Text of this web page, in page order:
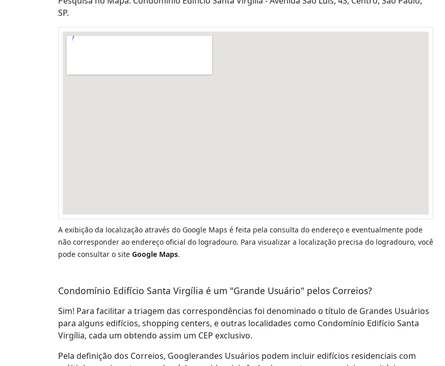
SP.
A exibição da localização através do Google Maps é feita pela consulta do endereço e eventualmente pode
não corresponder ao endereço oficial do logradouro. Para visualizar a localização precisa do logradouro, você
pode consultar o site Google Maps.
Condomínio Edifício Santa Virgília é um "Grande Usuário" pelos Correios?
Sim! Para facilitar a triagem das correspondências foi denominado o título de Grandes Usuários
para alguns edifícios, shopping centers, e outras localidades como Condomínio Edifício Santa
Virgília, cada um obtendo assim um CEP exclusivo.
Pela definição dos Correios, Googlerandes Usuários podem incluir edifícios residenciais com